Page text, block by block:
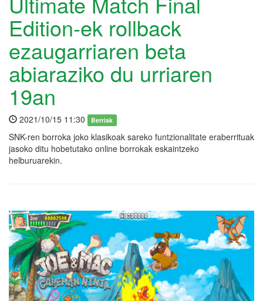
Edition-ek rollback
ezaugarriaren beta
abiaraziko du urriaren
19an
2021/10/15 11:30 Berriak
SNK-ren borroka joko klasikoak sareko funtzionalitate eraberrituak
jasoko ditu hobetutako online borrokak eskaintzeko
helburuarekin.